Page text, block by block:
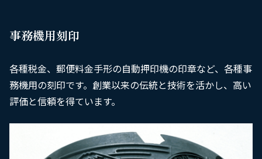
事務機用刻印
各種税金、郵便料金手形の自動押印機の印章など、各種事
務機用の刻印です。創業以来の伝統と技術を活かし、高い
評価と信頼を得ています。